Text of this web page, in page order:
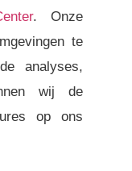
. Onze
te
analyses,
wij de
op ons